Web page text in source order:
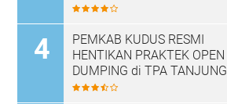
PEMKAB KUDUS RESMI
HENTIKAN PRAKTEK OPEN
DUMPING di TPA TANJUNG
REJO, KEC.JEKULO